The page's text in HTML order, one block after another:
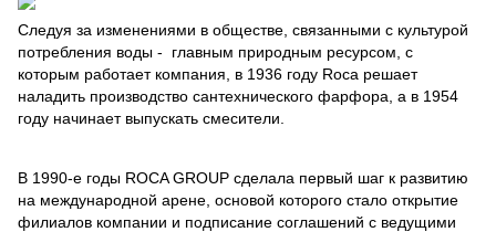
Следуя за изменениями в обществе, связанными с культурой
потребления воды - главным природным ресурсом, с
которым работает компания, в 1936 году Roca решает
наладить производство сантехнического фарфора, а в 1954
году начинает выпускать смесители.
В 1990-е годы ROCA GROUP сделала первый шаг к развитию
на международной арене, основой которого стало открытие
филиалов компании и подписание соглашений с ведущими